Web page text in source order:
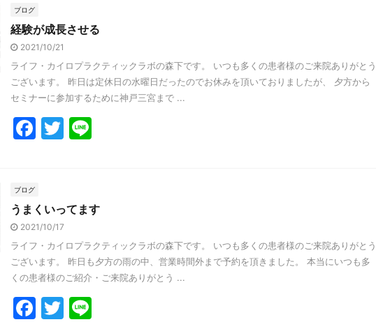
b
o
o
k
ブログ
経験が成長させる
2021/10/21
ライフ・カイロプラクティックラボの森下です。 いつも多くの患者様のご来院ありがとう
ございます。 昨日は定休日の水曜日だったのでお休みを頂いておりましたが、 夕方から
セミナーに参加するために神戸三宮まで ...
F
b
o
o
k
T
ブログ
うまくいってます
2021/10/17
ライフ・カイロプラクティックラボの森下です。 いつも多くの患者様のご来院ありがとう
ございます。 昨日も夕方の雨の中、営業時間外まで予約を頂きました。 本当にいつも多
くの患者様のご紹介・ご来院ありがとう ...
F
T